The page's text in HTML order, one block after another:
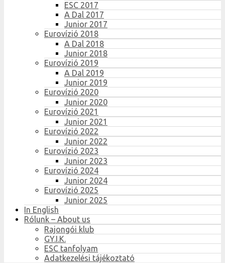
ESC 2017
A Dal 2017
Junior 2017
Eurovízió 2018
A Dal 2018
Junior 2018
Eurovízió 2019
A Dal 2019
Junior 2019
Eurovízió 2020
Junior 2020
Eurovízió 2021
Junior 2021
Eurovízió 2022
Junior 2022
Eurovízió 2023
Junior 2023
Eurovízió 2024
Junior 2024
Eurovízió 2025
Junior 2025
In English
Rólunk – About us
Rajongói klub
GY.I.K.
ESC tanfolyam
Adatkezelési tájékoztató